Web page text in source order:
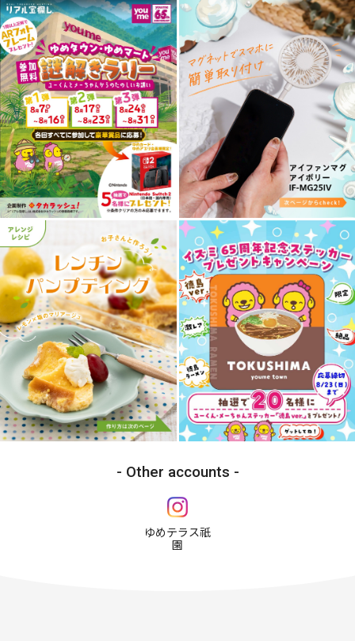
Other accounts
ゆめテラス祇
園